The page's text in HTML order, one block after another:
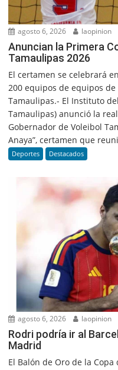
agosto 6, 2026 laopinion
Anuncian la Primera
Tamaulipas 2026
El certamen se celebrará
200 equipos de equipos
Tamaulipas.- El Instituto
Tamaulipas) anunció la
Gobernador de Voleibol
Anaya”, certamen que
Deportes Destacados
agosto 6, 2026 laopinion
Rodri podría ir al
Madrid
El Balón de Oro de la